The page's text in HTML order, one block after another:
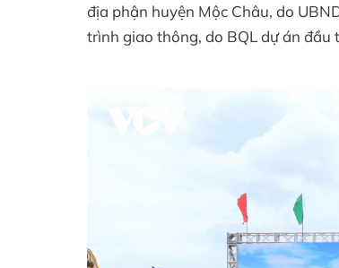
địa phận huyện Mộc Châu, do
trình giao thông, do BQL dự án đầu